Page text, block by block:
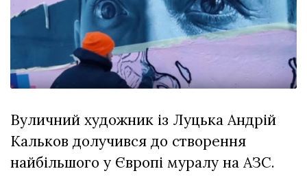
залишив у
Луцьку
три...
27 Липня 2026
767 переглядів
Всі розділи
Лайф
Афіша
ZONE 18+
Вуличний художник із Луцька Андрій
Кальков долучився до створення
найбільшого у Європі муралу на АЗС.